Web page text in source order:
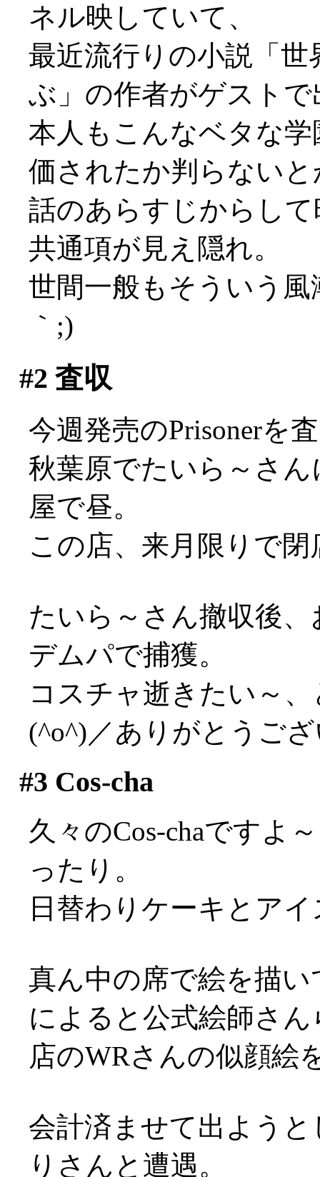
ネル映していて、
最近流行りの小説「
ぶ」の作者がゲスト
本人もこんなベタな
価されたか判らないと
話のあらすじからし
共通項が見え隠れ。
世間一般もそういう
｀;)
#2 査収
今週発売のPrisonerを
秋葉原でたいら～さ
屋で昼。
この店、来月限りで
たいら～さん撤収後
デムパで捕獲。
コスチャ逝きたい～
(^o^)／ありがとうご
#3 Cos-cha
久々のCos-chaですよ
ったり。
日替わりケーキとア
真ん中の席で絵を描
によると公式絵師さ
店のWRさんの似顔絵
会計済ませて出よう
りさんと遭遇。